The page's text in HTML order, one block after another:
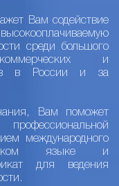
Вам содействие
среди большого
и
в России и за
Вам поможет
международного
языке и
для ведения